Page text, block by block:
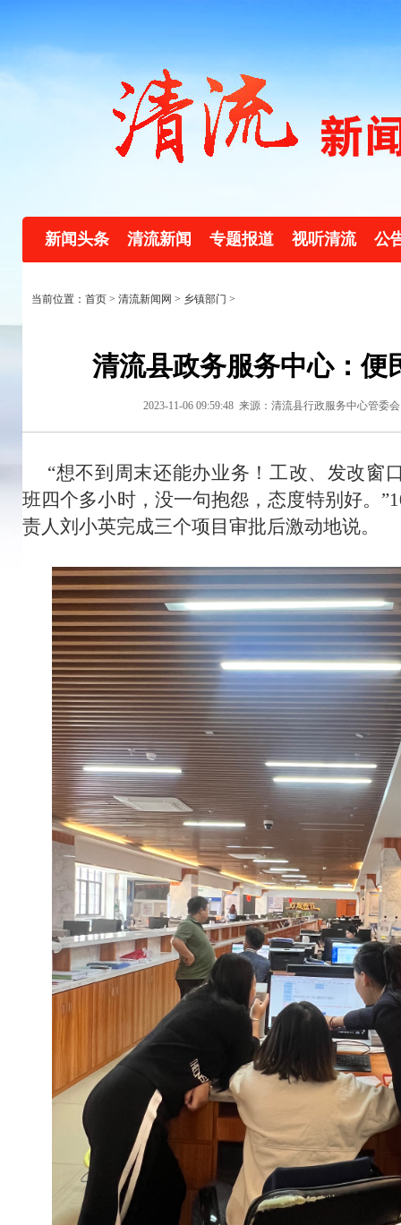
新闻头条 清流新闻 专题报道 视听清流 公
当前位置：首页 > 清流新闻网 > 乡镇部门 >
清流县政务服务中心：便
2023-11-06 09:59:48 来源：清流县行政服务中心管委会
“想不到周末还能办业务！工改、发改窗
班四个多小时，没一句抱怨，态度特别好。
责人刘小英完成三个项目审批后激动地说。